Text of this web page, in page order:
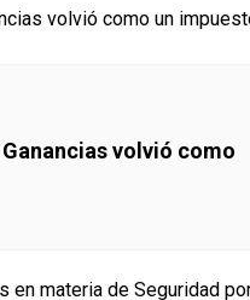
Ganancias volvió como